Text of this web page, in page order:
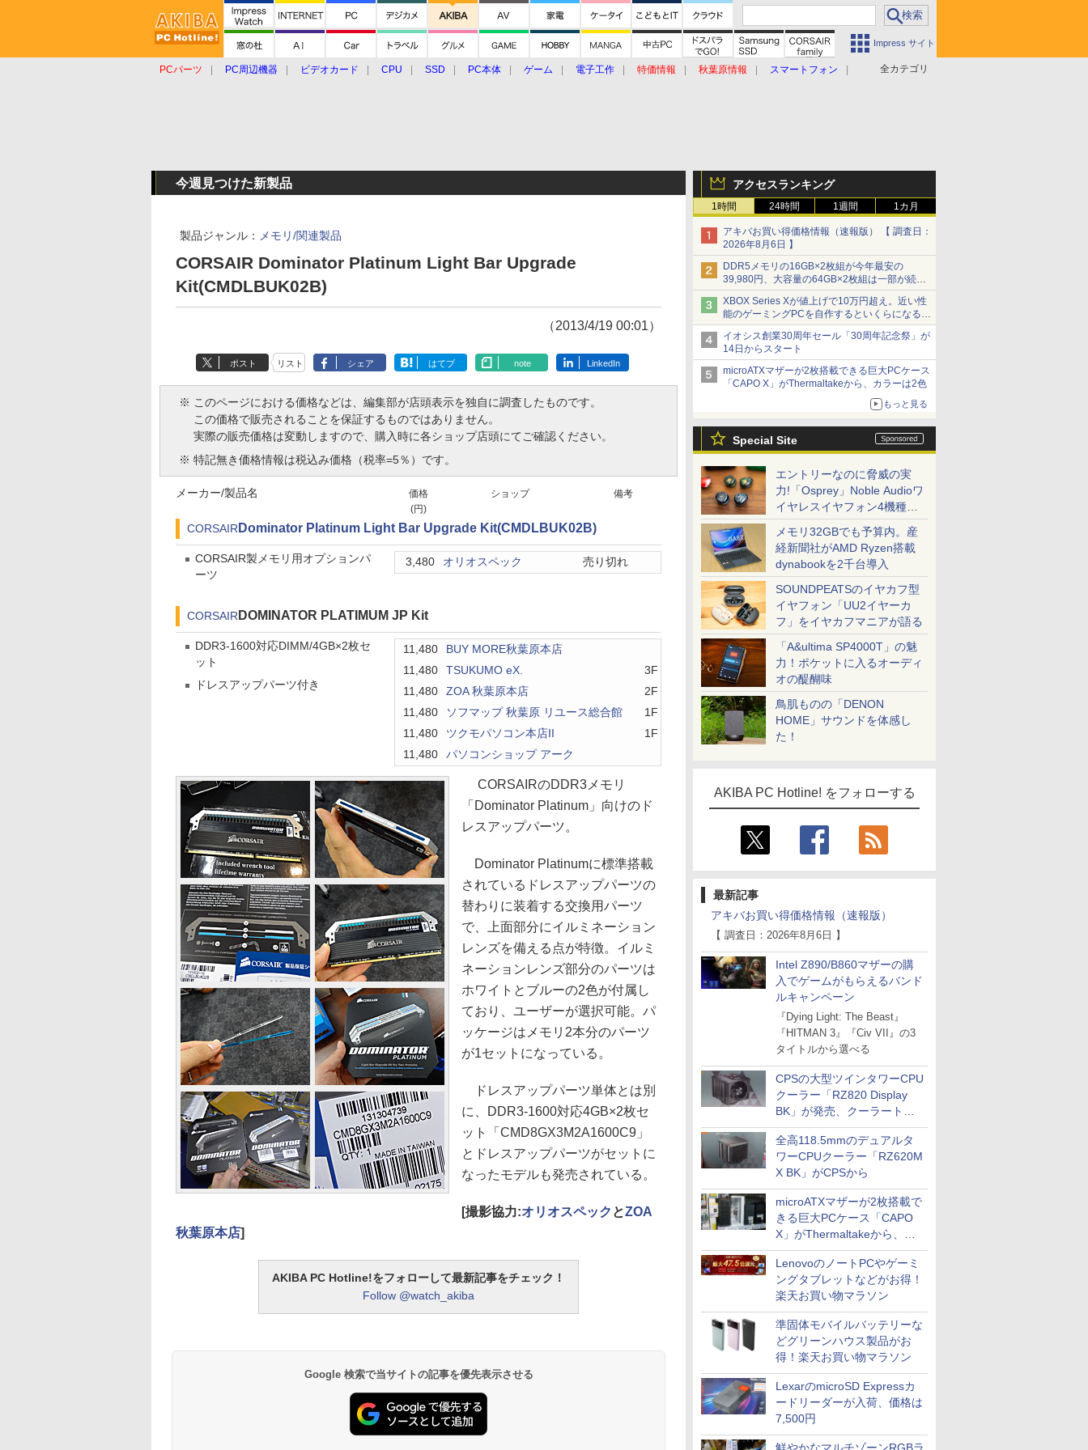
Impress サイト
全カテゴリ
PCパーツ PC周辺機器 ビデオカード CPU SSD PC本体 ゲーム 電子工作 特価情報 秋葉原情報
スマートフォン
アクセスランキング
1時間 24時間 1週間 1カ月
アキバお買い得価格情報（速報版） 【 調査日：
2026年8月6日 】
DDR5メモリの16GB×2枚組が今年最安の
39,980円、大容量の64GB×2枚組は一部が続騰
[8月前半のメモリ価格]
XBOX Series Xが値上げで10万円超え。近い性
能のゲーミングPCを自作するといくらになる？
【石田賀津男の『酒の肴にPCゲーム』】
イオシス創業30周年セール「30周年記念祭」が
14日からスタート
microATXマザーが2枚搭載できる巨大PCケース
「CAPO X」がThermaltakeから、カラーは2色
もっと見る
Special Site
エントリーなのに脅威の実
力!「Osprey」Noble Audioワ
イヤレスイヤフォン4機種を
一気に聴く
メモリ32GBでも予算内。産
経新聞社がAMD Ryzen搭載
dynabookを2千台導入
SOUNDPEATSのイヤカフ型
イヤフォン「UU2イヤーカ
フ」をイヤカフマニアが語る
「A&ultima SP4000T」の魅
力！ポケットに入るオーディ
オの醍醐味
鳥肌ものの「DENON
HOME」サウンドを体感し
た！
AKIBA PC Hotline! をフォローする
最新記事
アキバお買い得価格情報（速報版）
【 調査日：2026年8月6日 】
Intel Z890/B860マザーの購
入でゲームがもらえるバンド
ルキャンペーン
『Dying Light: The Beast』
『HITMAN 3』『Civ VII』の3
タイトルから選べる
CPSの大型ツインタワーCPU
クーラー「RZ820 Display
BK」が発売、クーラートッ
プに5インチ液晶搭載
全高118.5mmのデュアルタ
ワーCPUクーラー「RZ620M
X BK」がCPSから
microATXマザーが2枚搭載で
きる巨大PCケース「CAPO
X」がThermaltakeから、カ
ラーは2色
LenovoのノートPCやゲーミ
ングタブレットなどがお得！
楽天お買い物マラソン
準固体モバイルバッテリーな
どグリーンハウス製品がお
得！楽天お買い物マラソン
LexarのmicroSD Expressカ
ードリーダーが入荷、価格は
7,500円
今週見つけた新製品
製品ジャンル： メモリ/関連製品
CORSAIR Dominator Platinum Light Bar Upgrade
Kit(CMDLBUK02B)
（2013/4/19 00:01）
ポスト リスト シェア はてブ note LinkedIn
※ このページにおける価格などは、編集部が店頭表示を独自に調査したものです。
この価格で販売されることを保証するものではありません。
実際の販売価格は変動しますので、購入時に各ショップ店頭にてご確認ください。
※ 特記無き価格情報は税込み価格（税率=5％）です。
価格
(円)
ショップ 備考
メーカー/製品名
CORSAIR Dominator Platinum Light Bar Upgrade Kit(CMDLBUK02B)
CORSAIR製メモリ用オプションパ
ーツ
3,480 オリオスペック 売り切れ
CORSAIR DOMINATOR PLATIMUM JP Kit
DDR3-1600対応DIMM/4GB×2枚セ
ット
ドレスアップパーツ付き
11,480
BUY MORE秋葉原本店
11,480
TSUKUMO eX.
3F
11,480
ZOA 秋葉原本店
2F
11,480
ソフマップ 秋葉原 リユース総合館
1F
11,480
ツクモパソコン本店II
1F
11,480
パソコンショップ アーク
CORSAIRのDDR3メモリ
「Dominator Platinum」向けのド
レスアップパーツ。
Dominator Platinumに標準搭載
されているドレスアップパーツの
替わりに装着する交換用パーツ
で、上面部分にイルミネーション
レンズを備える点が特徴。イルミ
ネーションレンズ部分のパーツは
ホワイトとブルーの2色が付属し
ており、ユーザーが選択可能。パ
ッケージはメモリ2本分のパーツ
が1セットになっている。
ドレスアップパーツ単体とは別
に、DDR3-1600対応4GB×2枚セ
ット「CMD8GX3M2A1600C9」
とドレスアップパーツがセットに
なったモデルも発売されている。
[撮影協力:オリオスペック とZOA
秋葉原本店]
AKIBA PC Hotline!をフォローして最新記事をチェック！
Follow @watch_akiba
Google 検索で当サイトの記事を優先表示させる